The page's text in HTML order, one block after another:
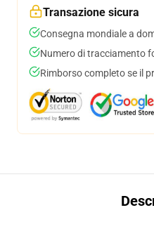
Transazione sicura
Consegna mondiale a
Numero di tracciamento
Rimborso completo se il